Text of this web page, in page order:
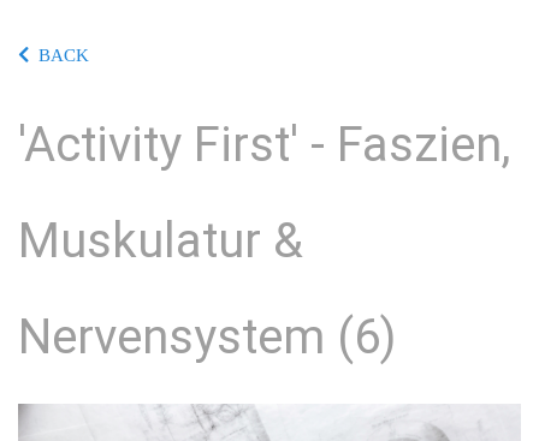
BACK
'Activity First' - Faszien,
Muskulatur &
Nervensystem (6)